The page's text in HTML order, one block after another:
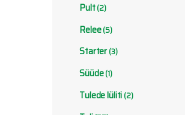
Pult(2)
Relee(5)
Starter(3)
Süüde(1)
Tulede lüliti (2)